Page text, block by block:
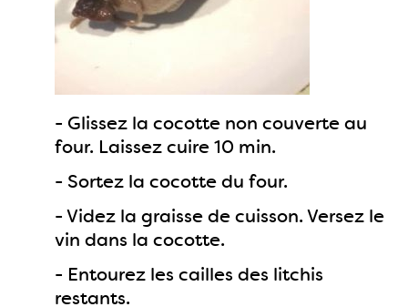
- Glissez la cocotte non couverte au
four. Laissez cuire 10 min.
- Sortez la cocotte du four.
- Videz la graisse de cuisson. Versez le
vin dans la cocotte.
- Entourez les cailles des litchis
restants.